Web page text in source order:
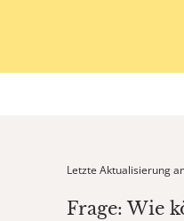
Letzte Aktualisierung
Frage: Wie